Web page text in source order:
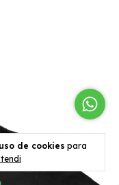
de cookies para